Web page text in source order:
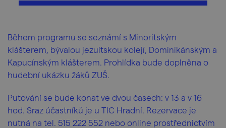
Během programu se seznámí s Minoritským
klášterem, bývalou jezuitskou kolejí, Dominikánským a
Kapucínským klášterem. Prohlídka bude doplněna o
hudební ukázku žáků ZUŠ.
Putování se bude konat ve dvou časech: v 13 a v 16
hod. Sraz účastníků je u TIC Hradní. Rezervace je
nutná na tel. 515 222 552 nebo online prostřednictvím